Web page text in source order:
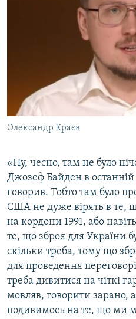
Олександр Краєв
«Ну, чесно, там не було
Джозеф Байден в останній
говорив. Тобто там було
США не дуже вірять в те,
на кордони 1991, або
те, що зброя для України
скільки треба, тому що
для проведення
треба дивитися на чіткі
мовляв, говорити зарано,
подивимось на те, що ми